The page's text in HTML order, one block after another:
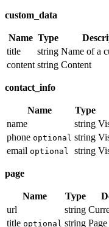
custom_data
Name Type
title
string Name of a
content string Content
contact_info
Name Type
name
string
phone optional string
email optional string
page
Name Type
url
string
title optional string